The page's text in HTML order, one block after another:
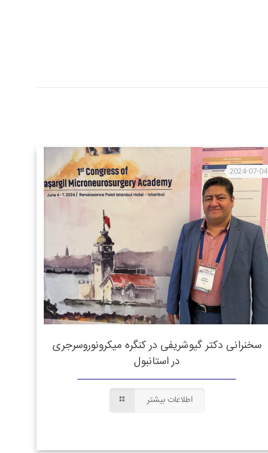
2024-07-04
سخنرانی دکتر گیوشریفی در کنگره میکرونوروسرجری
در استانبول
اطلاعات بیشتر